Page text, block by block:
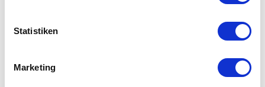
Statistiken
Marketing
Design für Ihr Badezimmer.